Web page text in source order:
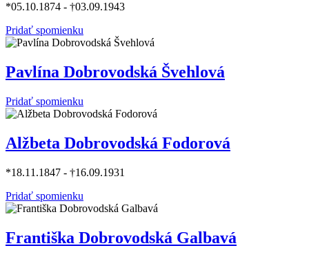
*05.10.1874 - †03.09.1943
Pridať spomienku
Pavlína Dobrovodská Švehlová
Pridať spomienku
Alžbeta Dobrovodská Fodorová
*18.11.1847 - †16.09.1931
Pridať spomienku
Františka Dobrovodská Galbavá